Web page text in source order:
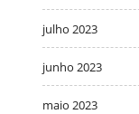
julho 2023
junho 2023
maio 2023